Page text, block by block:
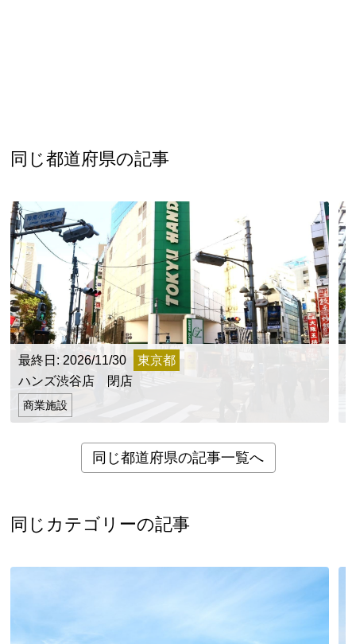
同じ都道府県の記事
最終日: 2026/11/30
東京都
ハンズ渋谷店 閉店
商業施設
同じ都道府県の記事一覧へ
同じカテゴリーの記事